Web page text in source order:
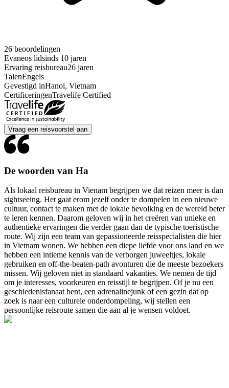
26 beoordelingen
Evaneos lidsinds 10 jaren
Ervaring reisbureau26 jaren
TalenEngels
Gevestigd inHanoi, Vietnam
CertificeringenTravelife Certified
Vraag een reisvoorstel aan
De woorden van Ha
Als lokaal reisbureau in Vienam begrijpen we dat reizen meer is dan
sightseeing. Het gaat erom jezelf onder te dompelen in een nieuwe
cultuur, contact te maken met de lokale bevolking en de wereld beter
te leren kennen. Daarom geloven wij in het creëren van unieke en
authentieke ervaringen die verder gaan dan de typische toeristische
route. Wij zijn een team van gepassioneerde reisspecialisten die hier
in Vietnam wonen. We hebben een diepe liefde voor ons land en we
hebben een intieme kennis van de verborgen juweeltjes, lokale
gebruiken en off-the-beaten-path avonturen die de meeste bezoekers
missen. Wij geloven niet in standaard vakanties. We nemen de tijd
om je interesses, voorkeuren en reisstijl te begrijpen. Of je nu een
geschiedenisfanaat bent, een adrenalinejunk of een gezin dat op
zoek is naar een culturele onderdompeling, wij stellen een
persoonlijke reisroute samen die aan al je wensen voldoet.